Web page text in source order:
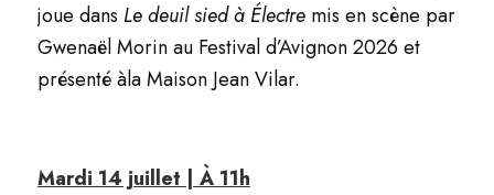
joue dans Le deuil sied à Électremis en scène par
Gwenaël Morin au Festival d’Avignon 2026 et
présenté àla Maison Jean Vilar.
Mardi 14 juillet | À 11h